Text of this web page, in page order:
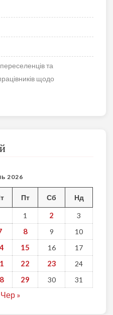
та
щодо
2026
Пт Сб Нд
1 2 3
8 9 10
15 16 17
22 23
24
29 30 31
Чер »